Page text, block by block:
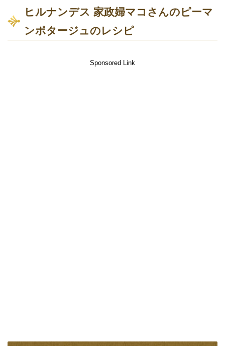
ヒルナンデス 家政婦マコさんのピーマ
ンポタージュのレシピ
Sponsored Link